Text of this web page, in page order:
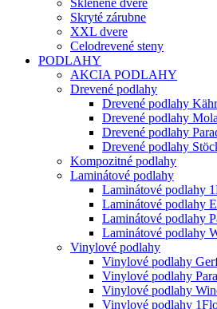
Sklenené dvere
Skryté zárubne
XXL dvere
Celodrevené steny
PODLAHY
AKCIA PODLAHY
Drevené podlahy
Drevené podlahy
Drevené podlahy
Drevené podlahy
Drevené podlahy
Kompozitné podlahy
Laminátové podlahy
Laminátové podlahy
Laminátové podlahy
Laminátové podlahy
Laminátové podlahy
Vinylové podlahy
Vinylové podlahy
Vinylové podlahy
Vinylové podlahy
Vinylové podlahy